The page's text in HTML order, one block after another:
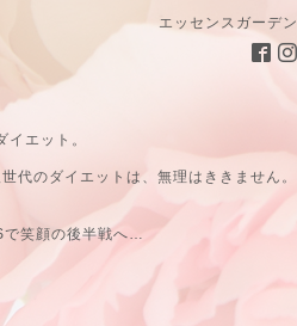
エッセンスガーデン
エット。
代のダイエットは、無理はききません。
で笑顔の後半戦へ…